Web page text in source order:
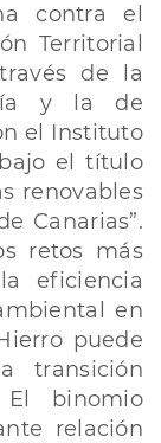
contra el
Territorial
de la
y la de
el Instituto
bajo el título
renovables
Canarias”.
retos más
eficiencia
en
puede
transición
El binomio
relación